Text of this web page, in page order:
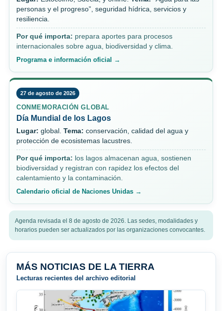
personas y el progreso”, seguridad hídrica, servicios y
resiliencia.
Por qué importa: prepara aportes para procesos
internacionales sobre agua, biodiversidad y clima.
Programa e información oficial →
27 de agosto de 2026
CONMEMORACIÓN GLOBAL
Día Mundial de los Lagos
Lugar: global. Tema: conservación, calidad del agua y
protección de ecosistemas lacustres.
Por qué importa: los lagos almacenan agua, sostienen
biodiversidad y registran con rapidez los efectos del
calentamiento y la contaminación.
Calendario oficial de Naciones Unidas →
Agenda revisada el 8 de agosto de 2026. Las sedes, modalidades y
horarios pueden ser actualizados por las organizaciones convocantes.
MÁS NOTICIAS DE LA TIERRA
Lecturas recientes del archivo editorial